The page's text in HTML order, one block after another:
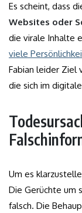
Es scheint, dass
Websites oder
die virale Inhalte
viele
Fabian leider Ziel
die sich im
Um es
Die Gerüchte um
falsch. Die